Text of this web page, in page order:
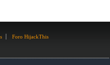
Foro HijackThis